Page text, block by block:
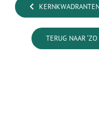
TERUG NAAR